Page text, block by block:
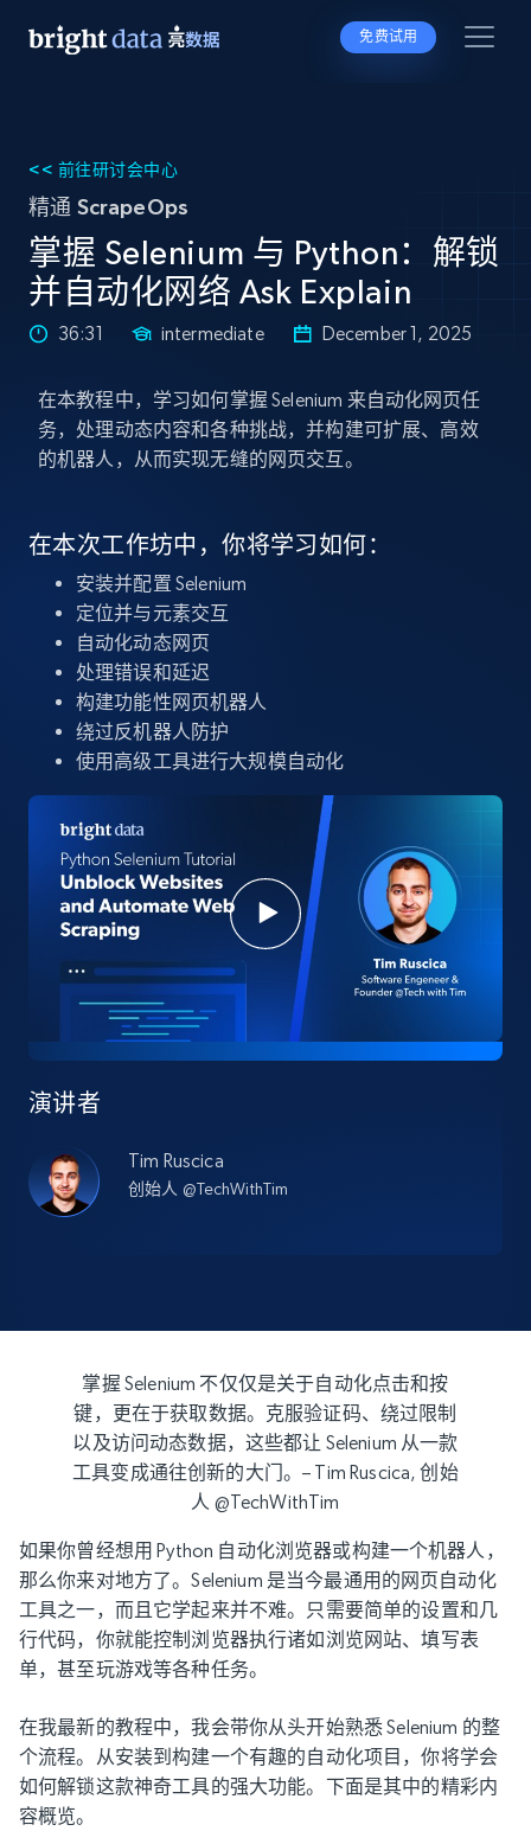
免费试用
<< 前往研讨会中心
精通 ScrapeOps
掌握 Selenium 与 Python：解锁
并自动化网络 Ask Explain
36:31 intermediate December 1, 2025
在本教程中，学习如何掌握 Selenium 来自动化网页任
务，处理动态内容和各种挑战，并构建可扩展、高效
的机器人，从而实现无缝的网页交互。
在本次工作坊中，你将学习如何：
安装并配置 Selenium
定位并与元素交互
自动化动态网页
处理错误和延迟
构建功能性网页机器人
绕过反机器人防护
使用高级工具进行大规模自动化
演讲者
Tim Ruscica
创始人 @TechWithTim
掌握 Selenium 不仅仅是关于自动化点击和按
键，更在于获取数据。克服验证码、绕过限制
以及访问动态数据，这些都让 Selenium 从一款
工具变成通往创新的大门。– Tim Ruscica, 创始
人 @TechWithTim
如果你曾经想用 Python 自动化浏览器或构建一个机器人，
那么你来对地方了。Selenium 是当今最通用的网页自动化
工具之一，而且它学起来并不难。只需要简单的设置和几
行代码，你就能控制浏览器执行诸如浏览网站、填写表
单，甚至玩游戏等各种任务。
在我最新的教程中，我会带你从头开始熟悉 Selenium 的整
个流程。从安装到构建一个有趣的自动化项目，你将学会
如何解锁这款神奇工具的强大功能。下面是其中的精彩内
容概览。